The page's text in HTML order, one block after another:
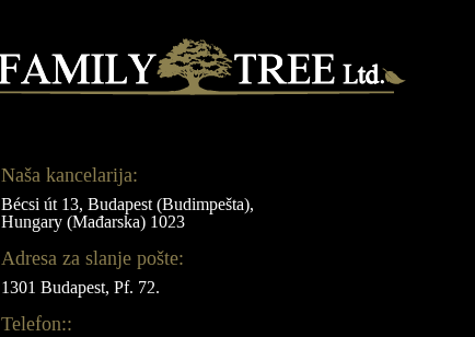
Naša kancelarija:
Bécsi út 13, Budapest (Budimpešta),
Hungary (Mađarska) 1023
Adresa za slanje pošte:
1301 Budapest, Pf. 72.
Telefon::